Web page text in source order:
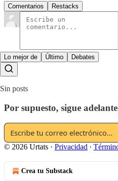
Comentarios Restacks
Lo mejor de Último Debates
Sin posts
Por supuesto, sigue
© 2026 Urtats · Privacidad ∙
Crea tu Substack